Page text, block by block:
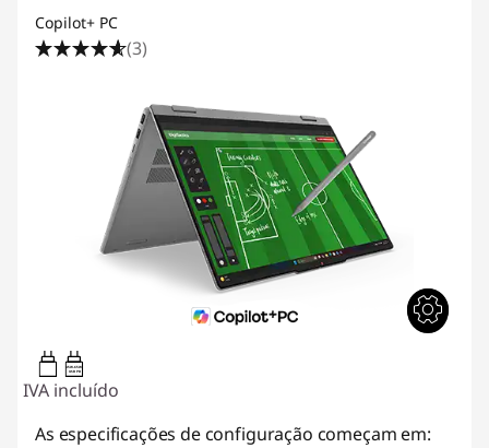
Copilot+ PC
(3)
45W-65W
USB PD
IVA incluído
As especificações de configuração começam em: